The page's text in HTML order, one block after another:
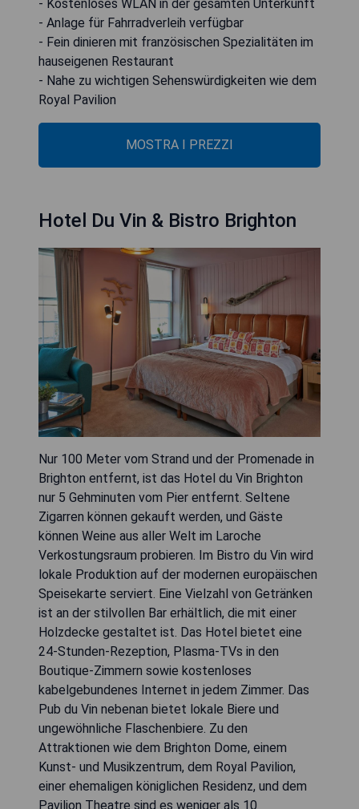
- Kostenloses WLAN in der gesamten Unterkunft
- Anlage für Fahrradverleih verfügbar
- Fein dinieren mit französischen Spezialitäten im
hauseigenen Restaurant
- Nahe zu wichtigen Sehenswürdigkeiten wie dem
Royal Pavilion
MOSTRA I PREZZI
Hotel Du Vin & Bistro Brighton
Nur 100 Meter vom Strand und der Promenade in
Brighton entfernt, ist das Hotel du Vin Brighton
nur 5 Gehminuten vom Pier entfernt. Seltene
Zigarren können gekauft werden, und Gäste
können Weine aus aller Welt im Laroche
Verkostungsraum probieren. Im Bistro du Vin wird
lokale Produktion auf der modernen europäischen
Speisekarte serviert. Eine Vielzahl von Getränken
ist an der stilvollen Bar erhältlich, die mit einer
Holzdecke gestaltet ist. Das Hotel bietet eine
24-Stunden-Rezeption, Plasma-TVs in den
Boutique-Zimmern sowie kostenloses
kabelgebundenes Internet in jedem Zimmer. Das
Pub du Vin nebenan bietet lokale Biere und
ungewöhnliche Flaschenbiere. Zu den
Attraktionen wie dem Brighton Dome, einem
Kunst- und Musikzentrum, dem Royal Pavilion,
einer ehemaligen königlichen Residenz, und dem
Pavilion Theatre sind es weniger als 10